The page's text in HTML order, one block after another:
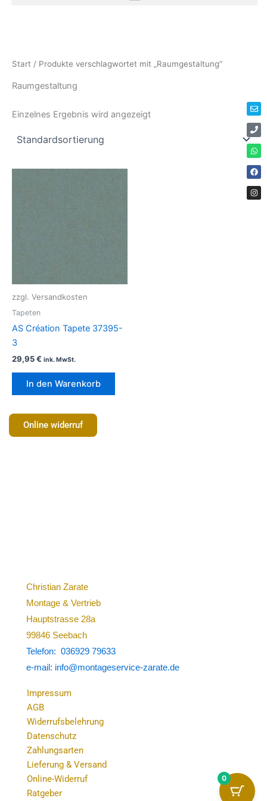
Start / Produkte verschlagwortet mit „Raumgestaltung“
Raumgestaltung
Einzelnes Ergebnis wird angezeigt
zzgl. Versandkosten
Tapeten
AS Création Tapete 37395-
3
29,95€ ink. MwSt.
In den Warenkorb
Online widerruf
Christian Zarate
Montage & Vertrieb
Hauptstrasse 28a
99846 Seebach
Telefon: 036929 79633
e-mail: info@montageservice-zarate.de
Impressum
AGB
Widerrufsbelehrung
Datenschutz
Zahlungsarten
Lieferung & Versand
Online-Widerruf
Ratgeber
0